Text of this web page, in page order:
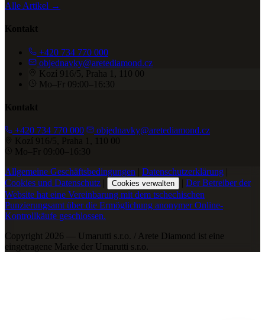
Alle Artikel →
Kontakt
+420 734 770 000
objednavky@aretediamond.cz
Kozí 916/5, Praha 1, 110 00
Mo–Fr 09:00–16:30
Kontakt
+420 734 770 000
objednavky@aretediamond.cz
Kozí 916/5, Praha 1, 110 00
Mo–Fr 09:00–16:30
Allgemeine Geschäftsbedingungen | Datenschutzerklärung |
Cookies und Datenschutz | Cookies verwalten | Der Betreiber der
Website hat eine Vereinbarung mit dem tschechischen
Punzierungsamt über die Ermöglichung anonymer Online-
Kontrollkäufe geschlossen.
Copyright 2026 — Umarutti s.r.o. / Arete Diamond ist eine
eingetragene Marke der Umarutti s.r.o.